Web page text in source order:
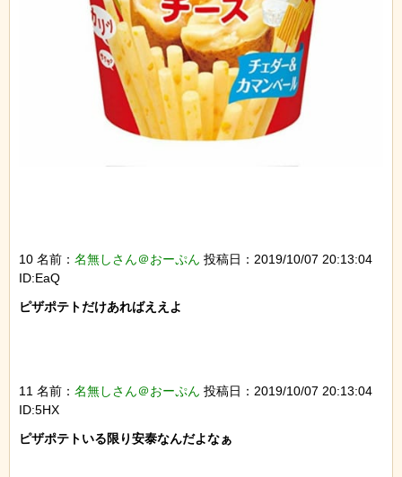
10 名前： 名無しさん＠おーぷん 投稿日：2019/10/07 20:13:04
ID:EaQ
ピザポテトだけあればええよ
11 名前： 名無しさん＠おーぷん 投稿日：2019/10/07 20:13:04
ID:5HX
ピザポテトいる限り安泰なんだよなぁ